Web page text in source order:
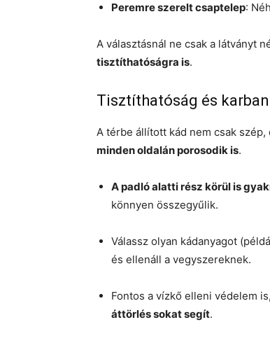
Peremre szerelt csaptelep:
A választásnál ne csak a látványt
tisztíthatóságra is.
Tisztíthatóság és
A térbe állított kád nem csak
minden oldalán porosodik is.
A padló alatti rész körül is
könnyen összegyűlik.
Válassz olyan kádanyagot
és ellenáll a vegyszereknek.
Fontos a vízkő elleni védelem
áttörlés sokat segít.